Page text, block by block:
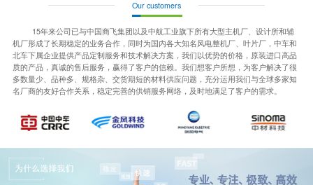
Our customers
15年来公司已与中国商飞集团以及中航工业旗下所有大型主机厂、设计所和辅
机厂形成了长期稳定的业务合作，同时为国内各大知名风电整机厂、叶片厂，中车和
北车下属企业提供产品定制服务和技术解决方案，我们以优势的价格，原装进口高品
质的产品，真诚的售后服务，赢得了客户的信赖。我们想客户所想，为客户解决了很
多数量少、品种多、规格杂、交货期短的材料供应问题，充分运用我们与全球多家知
名厂商的友好合作关系，稳定完善的供销服务网络，及时地满足了客户的需求。